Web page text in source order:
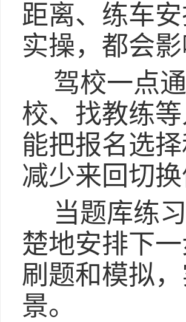
距离、练车
实操，都会
驾校一点
校、找教练
能把报名选
减少来回切
当题库练
楚地安排下
刷题和模拟
景。